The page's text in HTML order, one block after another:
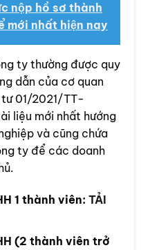
nộp hồ sơ thành
mới nhất hiện nay
ty thường được quy
dẫn của cơ quan
tư 01/2021/TT-
liệu mới nhất hướng
và cũng chứa
ty để các doanh
1 thành viên: TẢI
(2 thành viên trở